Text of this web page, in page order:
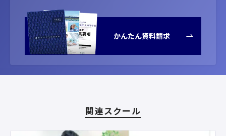
かんたん資料請求
関連スクール